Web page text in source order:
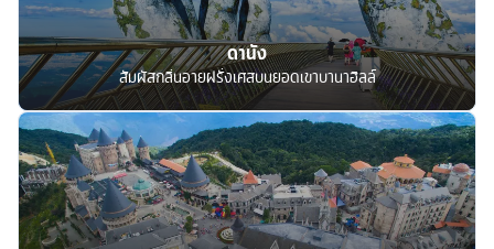
ดานัง
สัมผัสกลิ่นอายฝรั่งเศสบนยอดเขาบานาฮิลล์